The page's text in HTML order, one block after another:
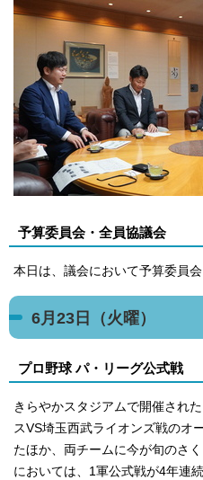
予算委員会・全員協議会
本日は、議会において予算委員
6月23日（火曜）
プロ野球 パ・リーグ公式戦
きらやかスタジアムで開催され
スVS埼玉西武ライオンズ戦のオ
たほか、両チームに今が旬のさ
においては、1軍公式戦が4年連